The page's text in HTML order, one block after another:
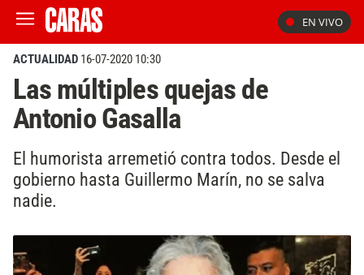
EN VIVO
ACTUALIDAD 16-07-2020 10:30
Las múltiples quejas de
Antonio Gasalla
El humorista arremetió contra todos. Desde el
gobierno hasta Guillermo Marín, no se salva
nadie.